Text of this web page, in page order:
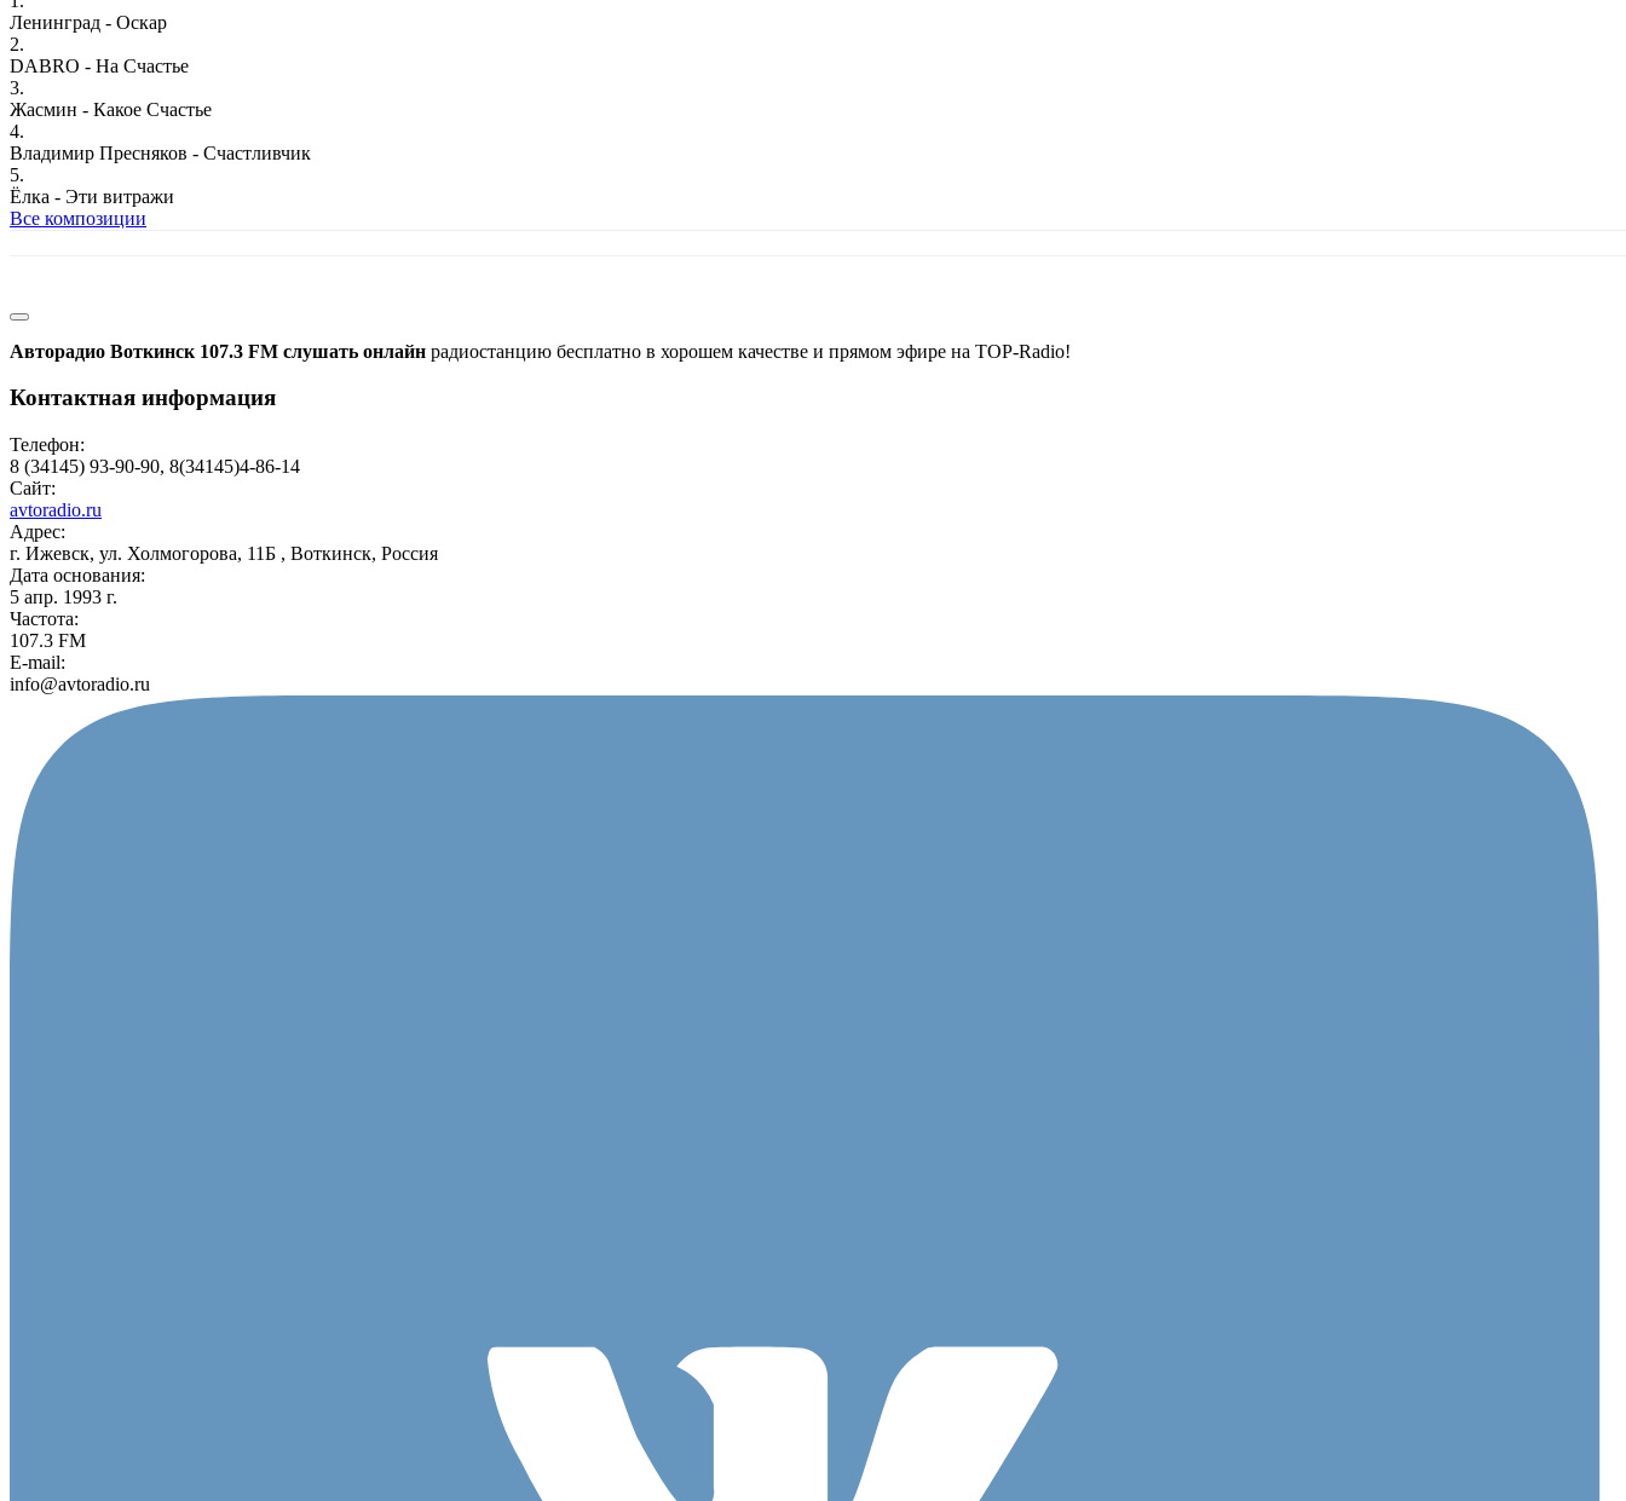
Ленинград - Оскар
2.
DABRO - На Счастье
3.
Жасмин - Какое Счастье
4.
Владимир Пресняков - Счастливчик
5.
Ёлка - Эти витражи
Все композиции
Авторадио Воткинск 107.3 FM слушать онлайн радиостанцию бесплатно в хорошем качестве и прямом эфире на TOP-Radio!
Контактная информация
Телефон:
8 (34145) 93-90-90, 8(34145)4-86-14
Сайт:
avtoradio.ru
Адрес:
г. Ижевск, ул. Холмогорова, 11Б , Воткинск, Россия
Дата основания:
5 апр. 1993 г.
Частота:
107.3 FM
E-mail:
info@avtoradio.ru